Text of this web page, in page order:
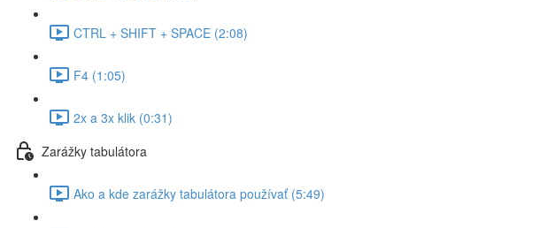
CTRL + SHIFT + SPACE (2:08)
F4 (1:05)
2x a 3x klik (0:31)
Zarážky tabulátora
Ako a kde zarážky tabulátora používať (5:49)